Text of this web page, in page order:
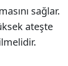
sağlar.
ateşte